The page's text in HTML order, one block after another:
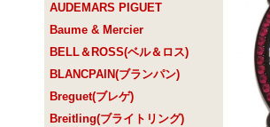
AUDEMARS PIGUET
Baume & Mercier
BELL＆ROSS(ベル＆ロス)
BLANCPAIN(ブランパン)
Breguet(ブレゲ)
Breitling(ブライトリング)